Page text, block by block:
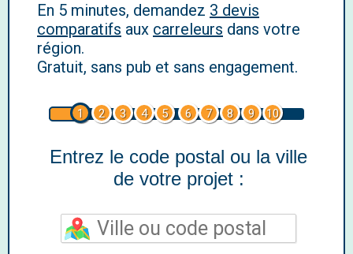
En 5 minutes, demandez 3 devis
comparatifs aux carreleurs dans votre
région.
Gratuit, sans pub et sans engagement.
1 2 3 4 5 6 7 8 9 10
Entrez le code postal ou la ville
de votre projet :